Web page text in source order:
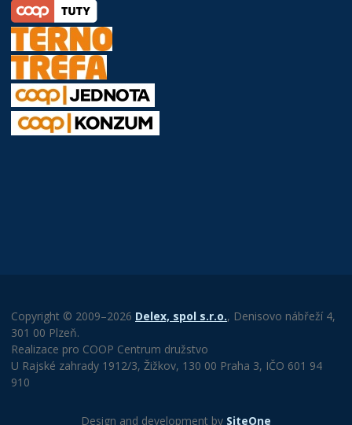
Copyright © 2009–2026 Delex, spol s.r.o., Denisovo nábřeží 4,
301 00 Plzeň.
Realizace pro COOP Centrum družstvo
U Rajské zahrady 1912/3, Žižkov, 130 00 Praha 3, IČO 601 94
910
Design and development by SiteOne